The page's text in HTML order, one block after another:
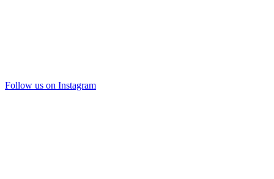
Follow us on Instagram